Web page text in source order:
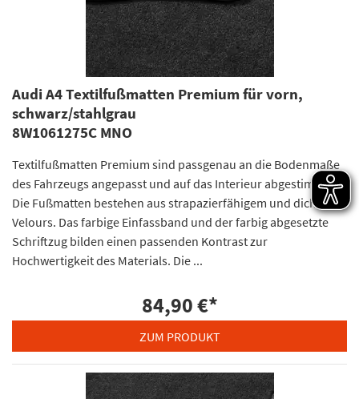
Audi A4 Textilfußmatten Premium für vorn,
schwarz/stahlgrau
8W1061275C MNO
Textilfußmatten Premium sind passgenau an die Bodenmaße
des Fahrzeugs angepasst und auf das Interieur abgestimmt.
Die Fußmatten bestehen aus strapazierfähigem und dichtem
Velours. Das farbige Einfassband und der farbig abgesetzte
Schriftzug bilden einen passenden Kontrast zur
Hochwertigkeit des Materials. Die ...
84,90 €*
ZUM PRODUKT